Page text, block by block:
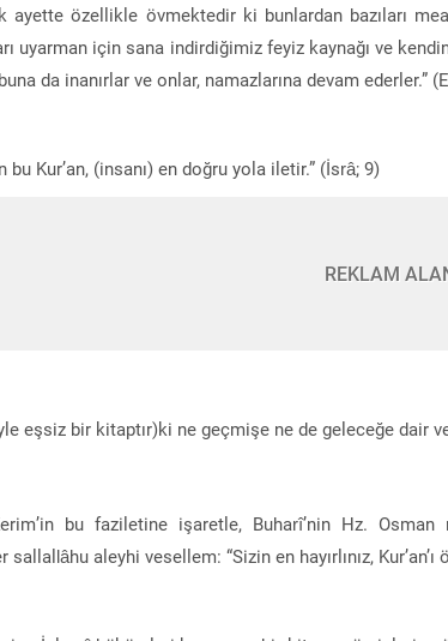
ayette özellikle övmektedir ki bunlardan bazıları
uyarman için sana indirdiğimiz feyiz kaynağı ve
da inanırlar ve onlar, namazlarına devam ederler.”
bu Kur’an, (insanı) en doğru yola iletir.” (İsrâ; 9)
REKLAM
eşsiz bir kitaptır)ki ne geçmişe ne de geleceğe dair
bu faziletine işaretle, Buharî’nin Hz.
sallallâhu aleyhi vesellem: “Sizin en hayırlınız,